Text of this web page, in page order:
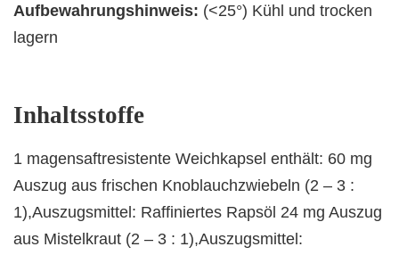
Aufbewahrungshinweis: (<25°) Kühl und trocken
lagern
Inhaltsstoffe
1 magensaftresistente Weichkapsel enthält: 60 mg
Auszug aus frischen Knoblauchzwiebeln (2 – 3 :
1),Auszugsmittel: Raffiniertes Rapsöl 24 mg Auszug
aus Mistelkraut (2 – 3 : 1),Auszugsmittel: